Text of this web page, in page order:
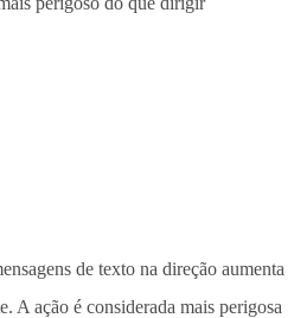
de texto na direção aumenta
A ação é considerada mais perigosa